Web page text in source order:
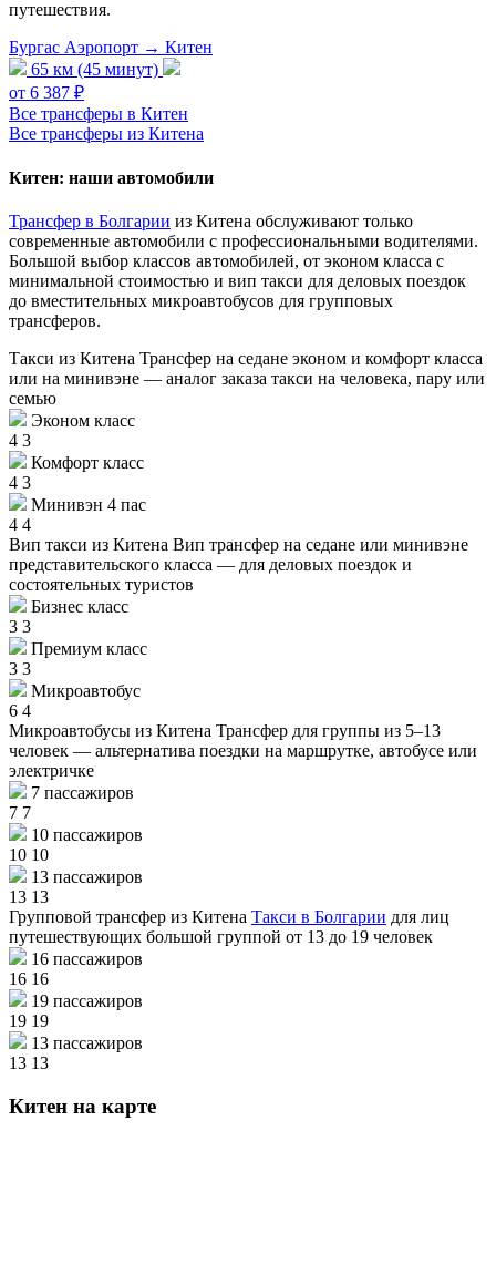
путешествия.
Бургас Аэропорт → Китен
65 км (45 минут)
от 6 387 ₽
Все трансферы в Китен
Все трансферы из Китена
Китен: наши автомобили
Трансфер в Болгарии из Китена обслуживают только
современные автомобили с профессиональными водителями.
Большой выбор классов автомобилей, от эконом класса с
минимальной стоимостью и вип такси для деловых поездок
до вместительных микроавтобусов для групповых
трансферов.
Такси из Китена Трансфер на седане эконом и комфорт класса
или на минивэне — аналог заказа такси на человека, пару или
семью
Эконом класс
4 3
Комфорт класс
4 3
Минивэн 4 пас
4 4
Вип такси из Китена Вип трансфер на седане или минивэне
представительского класса — для деловых поездок и
состоятельных туристов
Бизнес класс
3 3
Премиум класс
3 3
Микроавтобус
6 4
Микроавтобусы из Китена Трансфер для группы из 5–13
человек — альтернатива поездки на маршрутке, автобусе или
электричке
7 пассажиров
7 7
10 пассажиров
10 10
13 пассажиров
13 13
Групповой трансфер из Китена Такси в Болгарии для лиц
путешествующих большой группой от 13 до 19 человек
16 пассажиров
16 16
19 пассажиров
19 19
13 пассажиров
13 13
Китен на карте